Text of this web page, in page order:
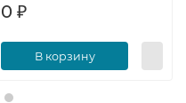
0 ₽
В корзину